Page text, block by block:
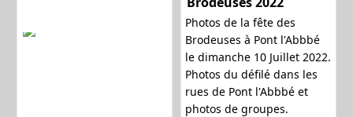
Photos de la fête des
Brodeuses à Pont l'Abbbé
le dimanche 10 Juillet 2022.
Photos du défilé dans les
rues de Pont l'Abbbé et
photos de groupes.